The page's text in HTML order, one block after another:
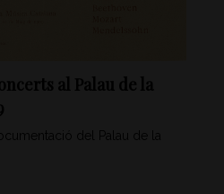
al Palau de la
del Palau de la